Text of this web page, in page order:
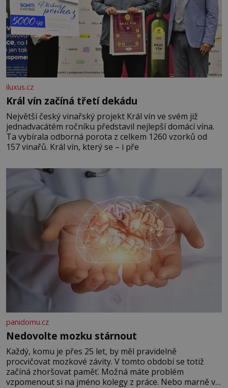
iluxus.cz
Král vín začíná třetí dekádu
Největší český vinařský projekt Král vín ve svém již
jednadvacátém ročníku představil nejlepší domácí vína.
Ta vybírala odborná porota z celkem 1260 vzorků od
157 vinařů. Král vín, který se – i pře
panidomu.cz
Nedovolte mozku stárnout
Každý, komu je přes 25 let, by měl pravidelně
procvičovat mozkové závity. V tomto období se totiž
začíná zhoršovat paměť. Možná máte problém
vzpomenout si na jméno kolegy z práce. Nebo marně v